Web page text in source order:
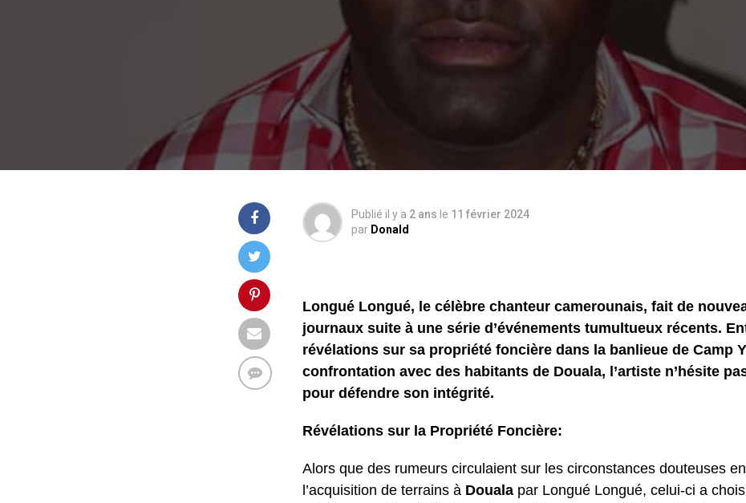
Publié il y a 2 ans le 11 février 2024
par Donald
Longué Longué, le célèbre chanteur camerounais, fait de
journaux suite à une série d’événements tumultueux récents.
révélations sur sa propriété foncière dans la banlieue de Camp
confrontation avec des habitants de Douala, l’artiste n’hésite
pour défendre son intégrité.
Révélations sur la Propriété Foncière:
Alors que des rumeurs circulaient sur les circonstances douteuses
l’acquisition de terrains à Douala par Longué Longué, celui-ci a